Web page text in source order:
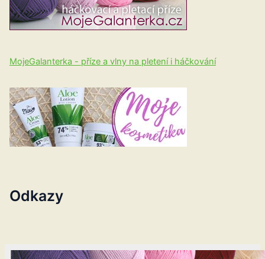
MojeGalanterka - příze a vlny na pletení i háčkování
Odkazy